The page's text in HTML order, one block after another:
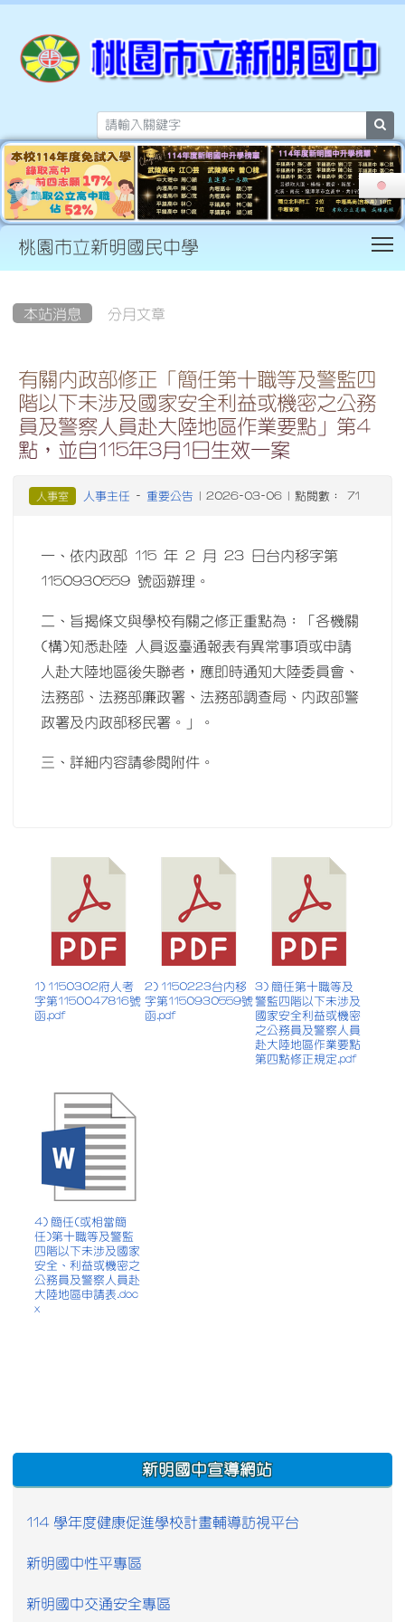
桃園市立新明國民中學
本站消息 分月文章
有關內政部修正「簡任第十職等及警監四
階以下未涉及國家安全利益或機密之公務
員及警察人員赴大陸地區作業要點」第4
點，並自115年3月1日生效一案
人事室 人事主任 - 重要公告 | 2026-03-06 | 點閱數： 71
一、依內政部 115 年 2 月 23 日台內移字第
1150930559 號函辦理。
二、旨揭條文與學校有關之修正重點為：「各機關
(構)知悉赴陸 人員返臺通報表有異常事項或申請
人赴大陸地區後失聯者，應即時通知大陸委員會、
法務部、法務部廉政署、法務部調查局、內政部警
政署及內政部移民署。」。
三、詳細內容請參閱附件。
1) 1150302府人考
字第1150047816號
函.pdf
2) 1150223台內移
字第1150930559號
函.pdf
3) 簡任第十職等及
警監四階以下未涉及
國家安全利益或機密
之公務員及警察人員
赴大陸地區作業要點
第四點修正規定.pdf
4) 簡任(或相當簡
任)第十職等及警監
四階以下未涉及國家
安全、利益或機密之
公務員及警察人員赴
大陸地區申請表.doc
x
:::
新明國中宣導網站
114 學年度健康促進學校計畫輔導訪視平台
新明國中性平專區
新明國中交通安全專區